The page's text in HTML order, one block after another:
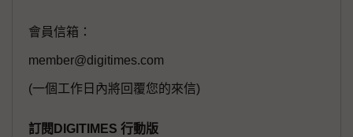
會員信箱：
member@digitimes.com
(一個工作日內將回覆您的來信)
訂閱DIGITIMES 行動版